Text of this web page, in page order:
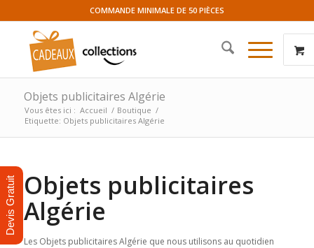
COMMANDE MINIMALE DE 50 PIÈCES
Objets publicitaires Algérie
Vous êtes ici : Accueil / Boutique /
Etiquette: Objets publicitaires Algérie
Objets publicitaires
Algérie
Les Objets publicitaires Algérie que nous utilisons au quotidien
Devis Gratuit